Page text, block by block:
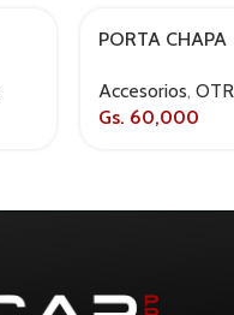
PORTA CHAPA
METALICO
Y842
Accesorios,
Gs. 60,000